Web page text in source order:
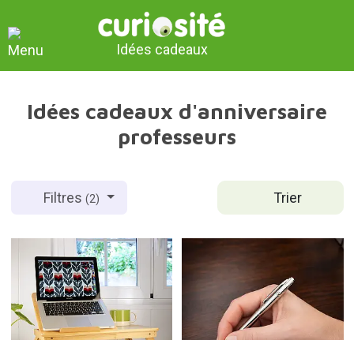
Idées cadeaux
Idées cadeaux d'anniversaire
professeurs
Trier
Filtres(2)